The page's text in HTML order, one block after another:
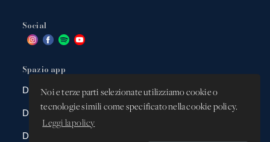
Noi e terze parti selezionate utilizziamo cookie o
tecnologie simili come specificato nella cookie policy.
Leggi la policy
Social
Spazio app
DBAnima
DBContest
DBDrive